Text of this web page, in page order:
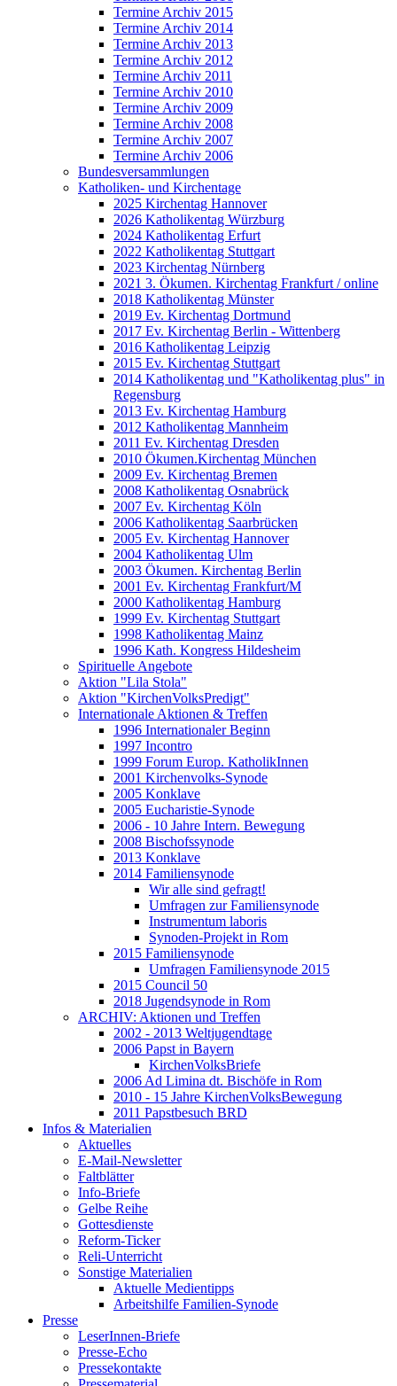
Termine Archiv 2015
Termine Archiv 2014
Termine Archiv 2013
Termine Archiv 2012
Termine Archiv 2011
Termine Archiv 2010
Termine Archiv 2009
Termine Archiv 2008
Termine Archiv 2007
Termine Archiv 2006
Bundesversammlungen
Katholiken- und Kirchentage
2025 Kirchentag Hannover
2026 Katholikentag Würzburg
2024 Katholikentag Erfurt
2022 Katholikentag Stuttgart
2023 Kirchentag Nürnberg
2021 3. Ökumen. Kirchentag Frankfurt / online
2018 Katholikentag Münster
2019 Ev. Kirchentag Dortmund
2017 Ev. Kirchentag Berlin - Wittenberg
2016 Katholikentag Leipzig
2015 Ev. Kirchentag Stuttgart
2014 Katholikentag und "Katholikentag plus" in
Regensburg
2013 Ev. Kirchentag Hamburg
2012 Katholikentag Mannheim
2011 Ev. Kirchentag Dresden
2010 Ökumen.Kirchentag München
2009 Ev. Kirchentag Bremen
2008 Katholikentag Osnabrück
2007 Ev. Kirchentag Köln
2006 Katholikentag Saarbrücken
2005 Ev. Kirchentag Hannover
2004 Katholikentag Ulm
2003 Ökumen. Kirchentag Berlin
2001 Ev. Kirchentag Frankfurt/M
2000 Katholikentag Hamburg
1999 Ev. Kirchentag Stuttgart
1998 Katholikentag Mainz
1996 Kath. Kongress Hildesheim
Spirituelle Angebote
Aktion "Lila Stola"
Aktion "KirchenVolksPredigt"
Internationale Aktionen & Treffen
1996 Internationaler Beginn
1997 Incontro
1999 Forum Europ. KatholikInnen
2001 Kirchenvolks-Synode
2005 Konklave
2005 Eucharistie-Synode
2006 - 10 Jahre Intern. Bewegung
2008 Bischofssynode
2013 Konklave
2014 Familiensynode
Wir alle sind gefragt!
Umfragen zur Familiensynode
Instrumentum laboris
Synoden-Projekt in Rom
2015 Familiensynode
Umfragen Familiensynode 2015
2015 Council 50
2018 Jugendsynode in Rom
ARCHIV: Aktionen und Treffen
2002 - 2013 Weltjugendtage
2006 Papst in Bayern
KirchenVolksBriefe
2006 Ad Limina dt. Bischöfe in Rom
2010 - 15 Jahre KirchenVolksBewegung
2011 Papstbesuch BRD
Infos & Materialien
Aktuelles
E-Mail-Newsletter
Faltblätter
Info-Briefe
Gelbe Reihe
Gottesdienste
Reform-Ticker
Reli-Unterricht
Sonstige Materialien
Aktuelle Medientipps
Arbeitshilfe Familien-Synode
Presse
LeserInnen-Briefe
Presse-Echo
Pressekontakte